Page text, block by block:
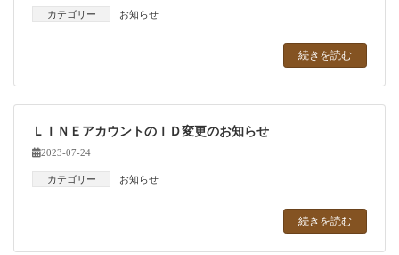
カテゴリー お知らせ
続きを読む
ＬＩＮＥアカウントのＩＤ変更のお知らせ
2023-07-24
カテゴリー お知らせ
続きを読む